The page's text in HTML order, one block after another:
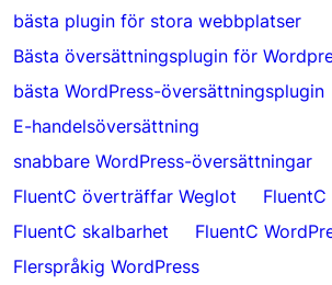
bästa plugin för stora webbplatser
Bästa översättningsplugin för
bästa WordPress-översättningsplugin
E-handelsöversättning
snabbare WordPress-översättningar
FluentC överträffar Weglot
FluentC skalbarhet
FluentC
Flerspråkig WordPress